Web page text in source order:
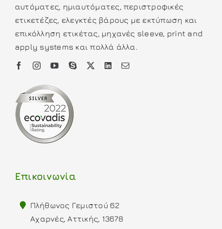
αυτόματες, ημιαυτόματες, περιστροφικές
ετικετέζες, ελεγκτές βάρους με εκτύπωση και
επικόλληση ετικέτας, μηχανές sleeve, print and
apply systems και πολλά άλλα.
Επικοινωνία
Πλήθωνος Γεμιστού 62
Αχαρνές, Αττικής, 13678